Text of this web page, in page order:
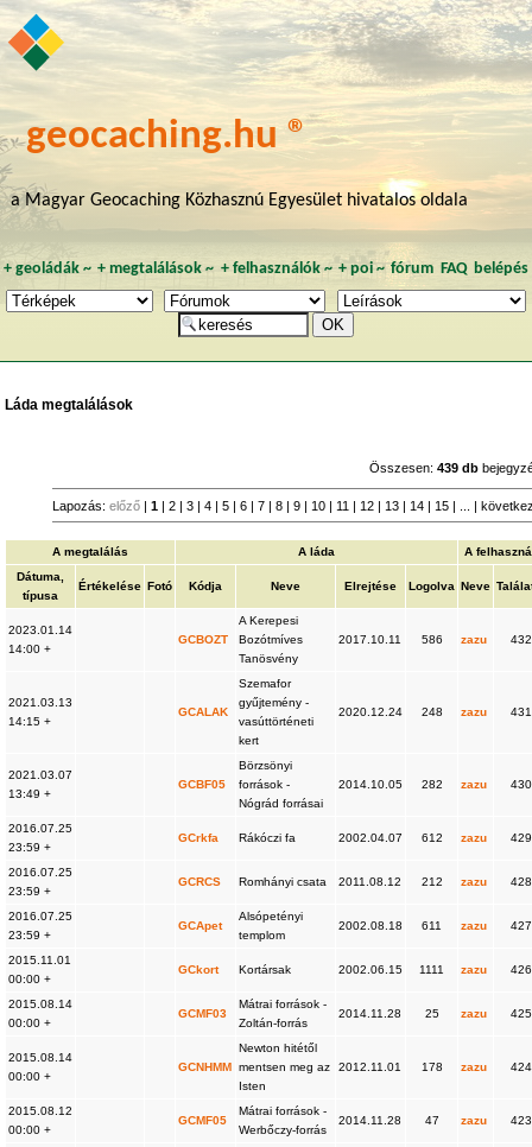
geocaching.hu ®
a Magyar Geocaching Közhasznú Egyesület hivatalos oldala
+ geoládák~ +megtalálások ~ + felhasználók~ + poi~ fórum FAQ belépés
Láda megtalálások
Összesen:439 db
Lapozás:előző |1 | 2 | 3 | 4 | 5 | 6 | 7 | 8 | 9 | 10 | 11 | 12 | 13 | 14 | 15 | ... |
A megtalálás A láda
A
Dátuma,
típusa
Értékelése Fotó Kódja Neve Elrejtése Logolva Neve
2023.01.14
14:00 +
GCBOZT
A Kerepesi
Bozótmíves
Tanösvény
2017.10.11 586 zazu 432
2021.03.13
14:15 +
GCALAK
Szemafor
gyűjtemény -
vasúttörténeti
kert
2020.12.24 248 zazu 431
2021.03.07
13:49 +
GCBF05
Börzsönyi
források -
Nógrád forrásai
2014.10.05 282 zazu 430
2016.07.25
23:59 +
GCrkfa Rákóczi fa 2002.04.07 612 zazu 429
2016.07.25
23:59 +
GCRCS Romhányi csata 2011.08.12 212 zazu 428
2016.07.25
23:59 +
GCApet
Alsópetényi
templom
2002.08.18 611 zazu 427
2015.11.01
00:00 +
GCkort Kortársak 2002.06.15 1111 zazu 426
2015.08.14
00:00 +
GCMF03
Mátrai források -
Zoltán-forrás
2014.11.28 25 zazu 425
2015.08.14
00:00 +
GCNHMM
Newton hitétől
mentsen meg az
Isten
2012.11.01 178 zazu 424
2015.08.12
00:00 +
GCMF05
Mátrai források -
Werbőczy-forrás
2014.11.28 47 zazu 423